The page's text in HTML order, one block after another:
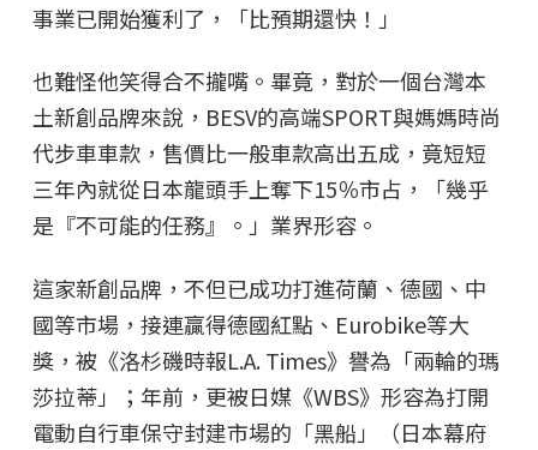
事業已開始獲利了，「比預期還快！」
也難怪他笑得合不攏嘴。畢竟，對於一個台灣本
土新創品牌來說，BESV的高端SPORT與媽媽時尚
代步車車款，售價比一般車款高出五成，竟短短
三年內就從日本龍頭手上奪下15％市占，「幾乎
是『不可能的任務』。」業界形容。
這家新創品牌，不但已成功打進荷蘭、德國、中
國等市場，接連贏得德國紅點、Eurobike等大
獎，被《洛杉磯時報L.A. Times》譽為「兩輪的瑪
莎拉蒂」；年前，更被日媒《WBS》形容為打開
電動自行車保守封建市場的「黑船」（日本幕府